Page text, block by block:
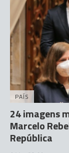
PAÍS
24 imagens
Marcelo
República